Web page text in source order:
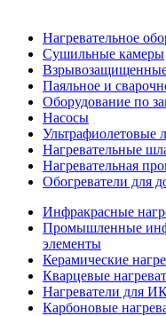
Нагревательное
Сушильные камеры
Паяльное и
Оборудование по
Насосы
Ультрафиолетовые
Нагревательные
Нагревательная
Обогреватели для
Инфракрасные
Промышленные
элементы
Керамические
Кварцевые
Нагреватели для
Карбоновые